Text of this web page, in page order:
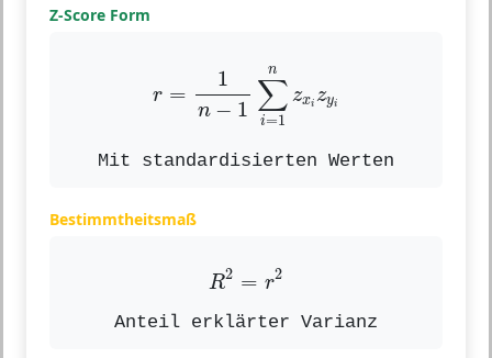
Z-Score Form
r =
1
n − 1
n
∑
i=1
zxi zyi
1 =1
Mit standardisierten Werten
Bestimmtheitsmaß
R2 = r2
R2 2
Anteil erklärter Varianz